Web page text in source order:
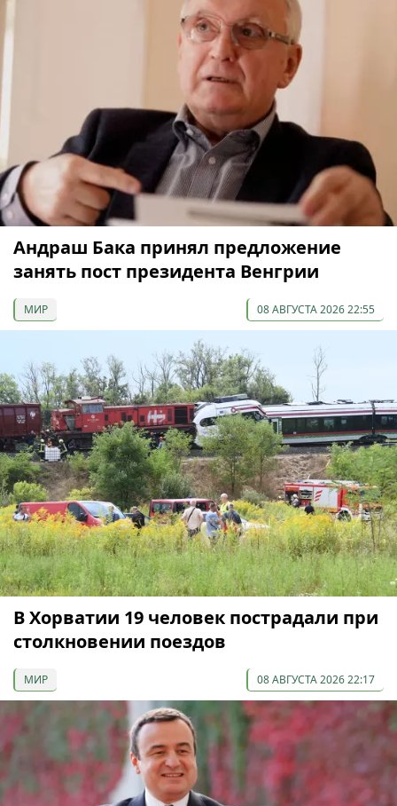
Андраш Бака принял предложение
занять пост президента Венгрии
МИР 08 АВГУСТА 2026 22:55
В Хорватии 19 человек пострадали при
столкновении поездов
МИР 08 АВГУСТА 2026 22:17